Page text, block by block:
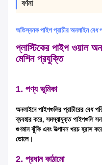
বর্ণনা
অতিস্বনক পাইপ প্রাচীর অনলাইন বেধ
প্লাস্টিকের পাইপ ওয়াল
মেশিন প্রযুক্তি
1. পণ্য ভূমিকা
অনলাইনে পাইপগুলির প্রাচীরের বেধ
ব্যবহার করে, সমস্যাযুক্ত পাইপগুলি
গুণমান ঝুঁকি এবং উত্পাদন খরচ হ্রাস
তোলে।
2. প্রধান কাঠামো